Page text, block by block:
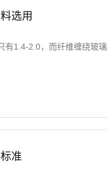
选用
有1.4-2.0，而纤维缠绕玻
准